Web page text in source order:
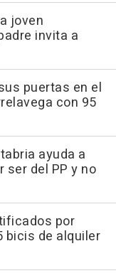
joven
invita a
puertas en el
con 95
ayuda a
ser del PP y no
por
bicis de alquiler